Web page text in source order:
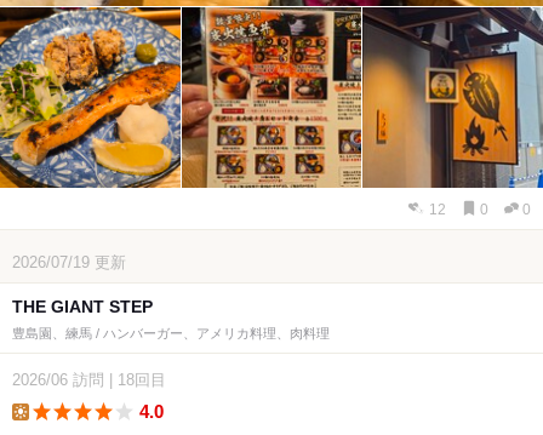
12 0 0
2026/07/19 更新
THE GIANT STEP
豊島園、練馬 / ハンバーガー、アメリカ料理、肉料理
2026/06 訪問 | 18回目
4.0